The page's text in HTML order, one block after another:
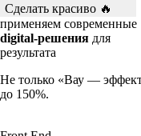
Сделать красиво 🔥
применяем современные
digital-решения для
результата
Не только «Вау —
до 150%.